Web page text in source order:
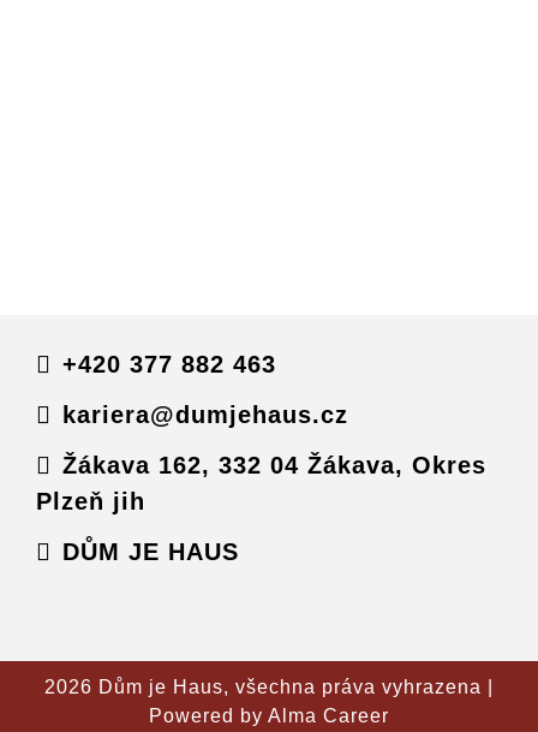
+420 377 882 463
kariera@dumjehaus.cz
Žákava 162, 332 04 Žákava, Okres
Plzeň jih
DŮM JE HAUS
2026 Dům je Haus, všechna práva vyhrazena |
Powered by Alma Career